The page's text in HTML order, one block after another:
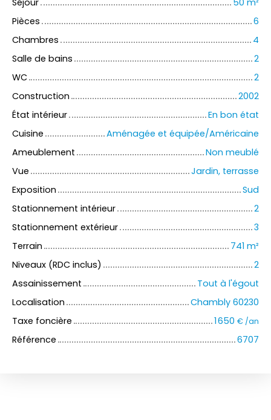
Séjour
50 m²
Pièces
6
Chambres
4
Salle de bains
2
WC
2
Construction
2002
État intérieur
En bon état
Cuisine
Aménagée et équipée/Américaine
Ameublement
Non meublé
Vue
Jardin, terrasse
Exposition
Sud
Stationnement intérieur
2
Stationnement extérieur
3
Terrain
741 m²
Niveaux (RDC inclus)
2
Assainissement
Tout à l'égout
Localisation
Chambly 60230
Taxe foncière
1 650 € /an
Référence 6707